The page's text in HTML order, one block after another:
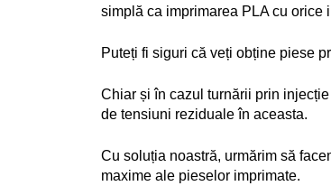
simplă ca imprimarea PLA cu orice
Puteți fi siguri că veți obține piese
Chiar și în cazul turnării prin
de tensiuni reziduale în aceasta.
Cu soluția noastră, urmărim să
maxime ale pieselor imprimate.